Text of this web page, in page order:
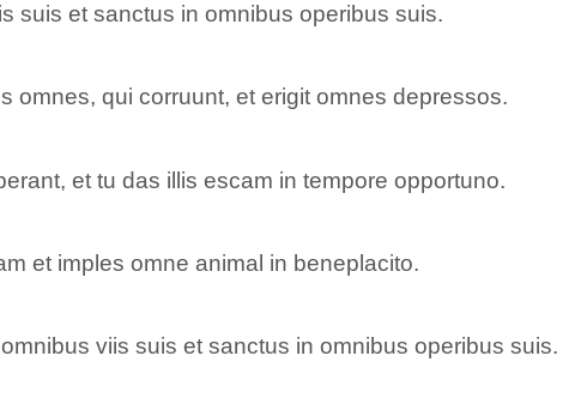
suis et sanctus in omnibus operibus suis.
omnes, qui corruunt, et erigit omnes depressos.
et tu das illis escam in tempore opportuno.
et imples omne animal in beneplacito.
viis suis et sanctus in omnibus operibus suis.